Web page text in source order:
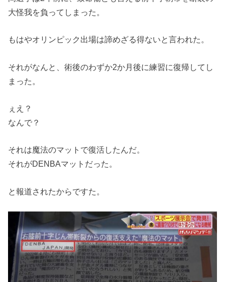
大怪我を負ってしまった。
もはやオリンピック出場は諦めざる得ないと言われた。
それがなんと、術後のわずか2か月後に練習に復帰してし
まった。
ぇえ？
なんで？
それは魔法のマットで復活したんだ。
それがDENBAマットだった。
と報道されたからですた。